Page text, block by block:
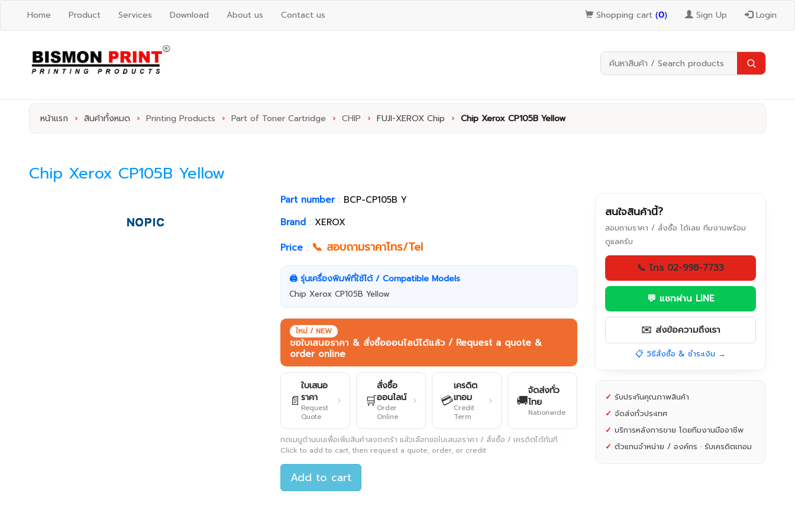
Home Product Services Download About us Contact us Shopping cart (0) Sign Up Login
หน้าแรก › สินค้าทั้งหมด › Printing Products › Part of Toner Cartridge › CHIP › FUJI-XEROX Chip › Chip Xerox CP105B Yellow
Chip Xerox CP105B Yellow
Part number: BCP-CP105B Y
Brand : XEROX
Price : 📞 สอบถามราคาโทร/Tel
🖨️ รุ่นเครื่องพิมพ์ที่ใช้ได้ / Compatible Models
Chip Xerox CP105B Yellow
ใหม่ / NEW
ขอใบเสนอราคา & สั่งซื้อออนไลน์ได้แล้ว / Request a quote &
order online
📄
ใบเสนอ
ราคา
Request
Quote
› 🛒
สั่งซื้อ
ออนไลน์
Order
Online
› 💳
เครดิต
เทอม
Credit
Term
› 🚚
จัดส่งทั่ว
ไทย
Nationwide
กดเมนูด้านบนเพื่อเพิ่มสินค้าลงตะกร้า แล้วเลือกขอใบเสนอราคา / สั่งซื้อ / เครดิตได้ทันที ·
Click to add to cart, then request a quote, order, or credit
Add to cart
สนใจสินค้านี้?
สอบถามราคา / สั่งซื้อ ได้เลย ทีมงานพร้อม
ดูแลครับ
📞 โทร 02-998-7733
💬 แชทผ่าน LINE
✉️ ส่งข้อความถึงเรา
📋 วิธีสั่งซื้อ & ชำระเงิน →
✓ รับประกันคุณภาพสินค้า
✓ จัดส่งทั่วประเทศ
✓ บริการหลังการขาย โดยทีมงานมืออาชีพ
✓ ตัวแทนจำหน่าย / องค์กร · รับเครดิตเทอม